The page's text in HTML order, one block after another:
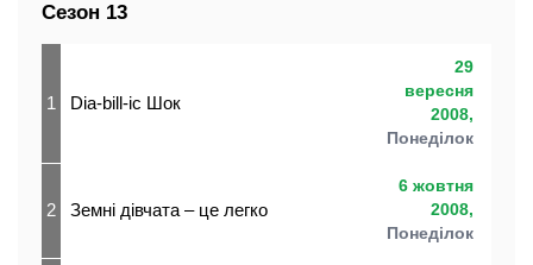
Сезон 13
1 Dia-bill-ic Шок
29
вересня
2008,
Понеділок
2 Земні дівчата – це легко
6 жовтня
2008,
Понеділок